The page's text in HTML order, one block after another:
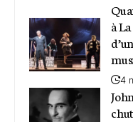
à
4